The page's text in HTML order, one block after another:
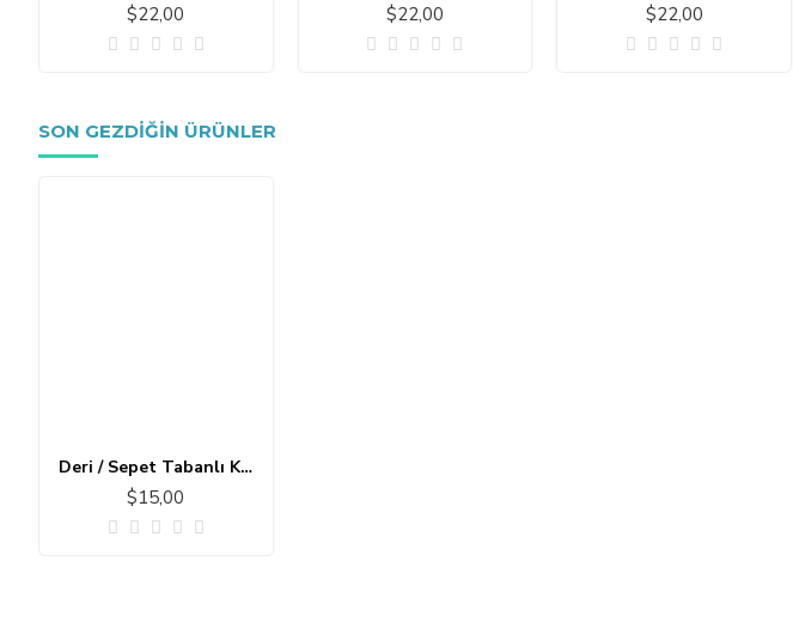
$22,00 $22,00 $22,00
SON GEZDIĞIN ÜRÜNLER
Deri / Sepet Tabanlı Klasik Halı MS480
$15,00